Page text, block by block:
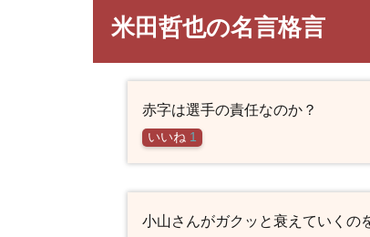
米田哲也の名言格言
赤字は選手の責任なのか？
いいね 1
小山さんがガクッと衰えていくの